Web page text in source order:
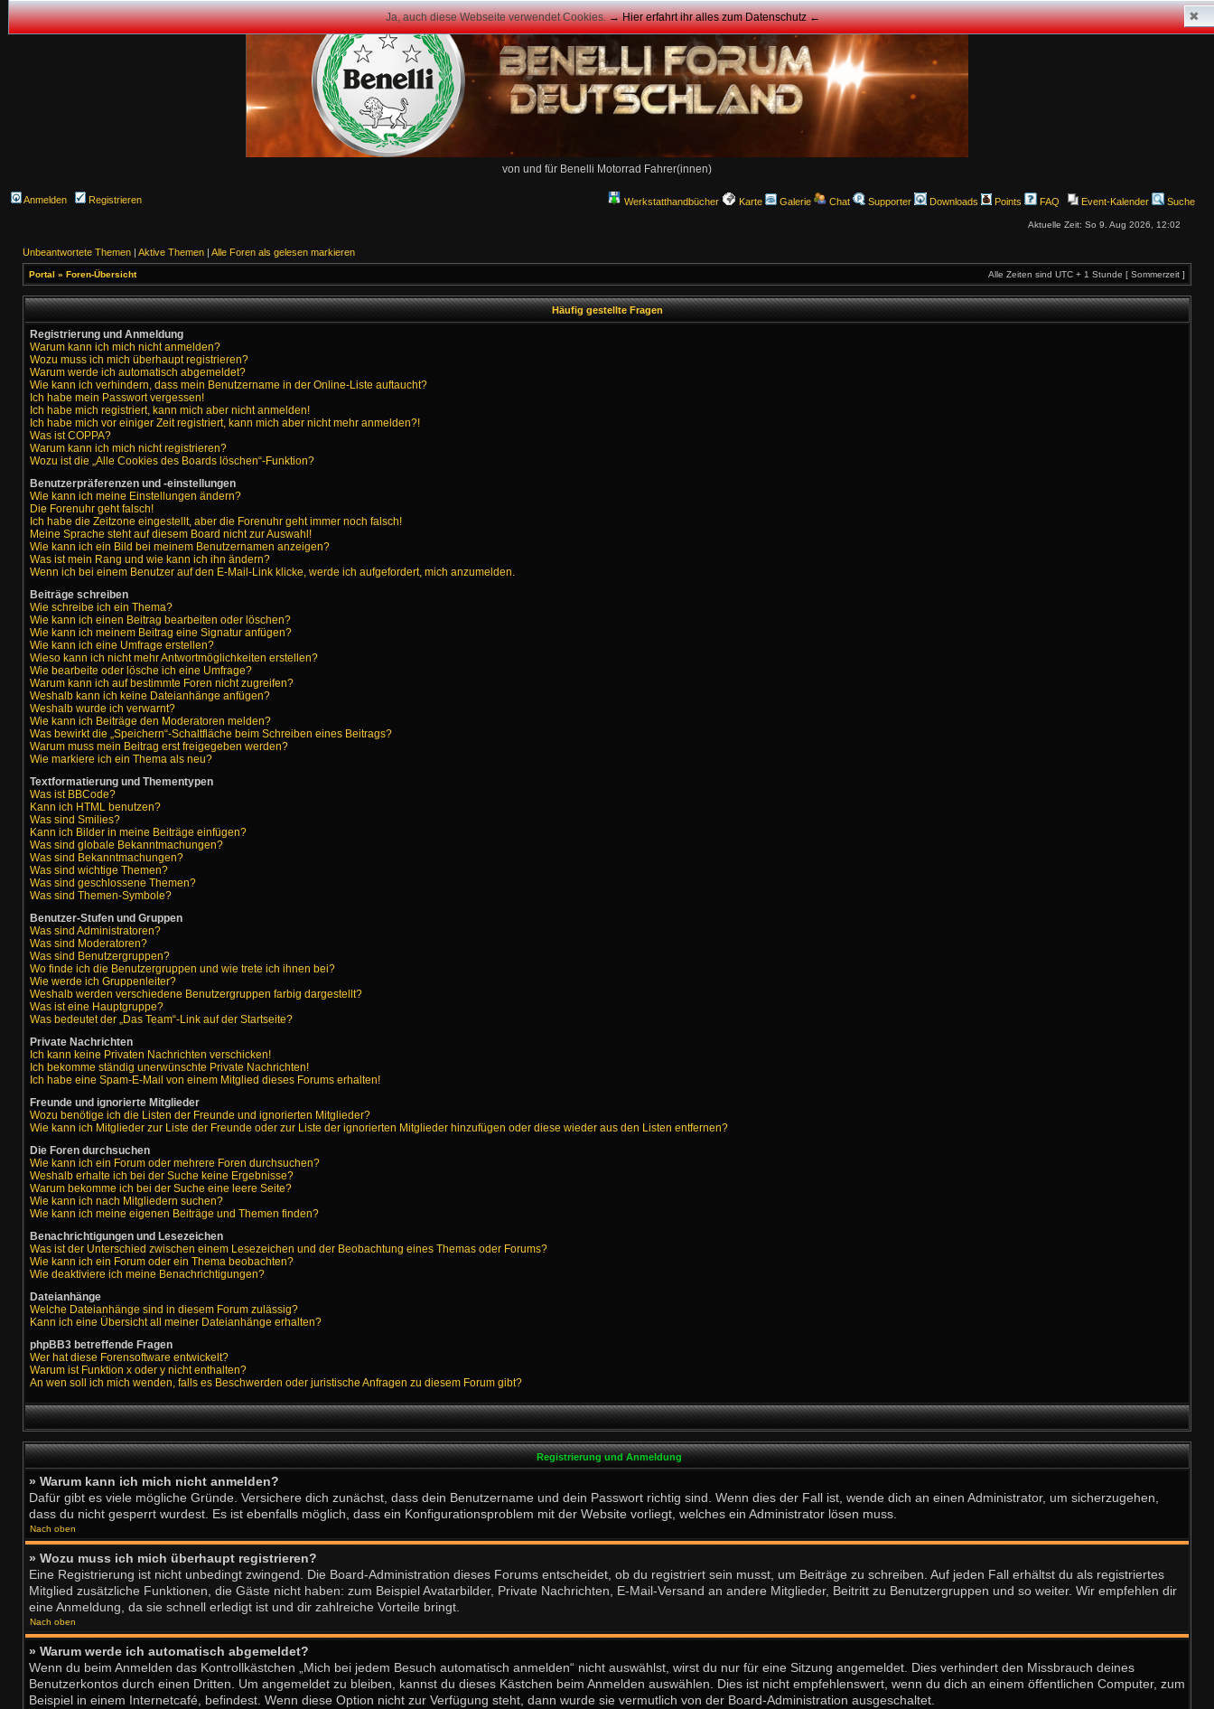
Ja, auch diese Webseite verwendet Cookies.→ Hier erfahrt ihr alles zum Datenschutz ← ✖
von und für Benelli Motorrad Fahrer(innen)
Anmelden Registrieren Werkstatthandbücher Karte Galerie Chat Supporter Downloads Points FAQ Event-Kalender Suche
Aktuelle Zeit: So 9. Aug 2026, 12:02
Unbeantwortete Themen | Aktive Themen | Alle Foren als gelesen markieren
Portal » Foren-Übersicht Alle Zeiten sind UTC + 1 Stunde [ Sommerzeit ]
Häufig gestellte Fragen
Registrierung und Anmeldung
Warum kann ich mich nicht anmelden?
Wozu muss ich mich überhaupt registrieren?
Warum werde ich automatisch abgemeldet?
Wie kann ich verhindern, dass mein Benutzername in der Online-Liste auftaucht?
Ich habe mein Passwort vergessen!
Ich habe mich registriert, kann mich aber nicht anmelden!
Ich habe mich vor einiger Zeit registriert, kann mich aber nicht mehr anmelden?!
Was ist COPPA?
Warum kann ich mich nicht registrieren?
Wozu ist die „Alle Cookies des Boards löschen“-Funktion?
Benutzerpräferenzen und -einstellungen
Wie kann ich meine Einstellungen ändern?
Die Forenuhr geht falsch!
Ich habe die Zeitzone eingestellt, aber die Forenuhr geht immer noch falsch!
Meine Sprache steht auf diesem Board nicht zur Auswahl!
Wie kann ich ein Bild bei meinem Benutzernamen anzeigen?
Was ist mein Rang und wie kann ich ihn ändern?
Wenn ich bei einem Benutzer auf den E-Mail-Link klicke, werde ich aufgefordert, mich anzumelden.
Beiträge schreiben
Wie schreibe ich ein Thema?
Wie kann ich einen Beitrag bearbeiten oder löschen?
Wie kann ich meinem Beitrag eine Signatur anfügen?
Wie kann ich eine Umfrage erstellen?
Wieso kann ich nicht mehr Antwortmöglichkeiten erstellen?
Wie bearbeite oder lösche ich eine Umfrage?
Warum kann ich auf bestimmte Foren nicht zugreifen?
Weshalb kann ich keine Dateianhänge anfügen?
Weshalb wurde ich verwarnt?
Wie kann ich Beiträge den Moderatoren melden?
Was bewirkt die „Speichern“-Schaltfläche beim Schreiben eines Beitrags?
Warum muss mein Beitrag erst freigegeben werden?
Wie markiere ich ein Thema als neu?
Textformatierung und Thementypen
Was ist BBCode?
Kann ich HTML benutzen?
Was sind Smilies?
Kann ich Bilder in meine Beiträge einfügen?
Was sind globale Bekanntmachungen?
Was sind Bekanntmachungen?
Was sind wichtige Themen?
Was sind geschlossene Themen?
Was sind Themen-Symbole?
Benutzer-Stufen und Gruppen
Was sind Administratoren?
Was sind Moderatoren?
Was sind Benutzergruppen?
Wo finde ich die Benutzergruppen und wie trete ich ihnen bei?
Wie werde ich Gruppenleiter?
Weshalb werden verschiedene Benutzergruppen farbig dargestellt?
Was ist eine Hauptgruppe?
Was bedeutet der „Das Team“-Link auf der Startseite?
Private Nachrichten
Ich kann keine Privaten Nachrichten verschicken!
Ich bekomme ständig unerwünschte Private Nachrichten!
Ich habe eine Spam-E-Mail von einem Mitglied dieses Forums erhalten!
Freunde und ignorierte Mitglieder
Wozu benötige ich die Listen der Freunde und ignorierten Mitglieder?
Wie kann ich Mitglieder zur Liste der Freunde oder zur Liste der ignorierten Mitglieder hinzufügen oder diese wieder aus den Listen entfernen?
Die Foren durchsuchen
Wie kann ich ein Forum oder mehrere Foren durchsuchen?
Weshalb erhalte ich bei der Suche keine Ergebnisse?
Warum bekomme ich bei der Suche eine leere Seite?
Wie kann ich nach Mitgliedern suchen?
Wie kann ich meine eigenen Beiträge und Themen finden?
Benachrichtigungen und Lesezeichen
Was ist der Unterschied zwischen einem Lesezeichen und der Beobachtung eines Themas oder Forums?
Wie kann ich ein Forum oder ein Thema beobachten?
Wie deaktiviere ich meine Benachrichtigungen?
Dateianhänge
Welche Dateianhänge sind in diesem Forum zulässig?
Kann ich eine Übersicht all meiner Dateianhänge erhalten?
phpBB3 betreffende Fragen
Wer hat diese Forensoftware entwickelt?
Warum ist Funktion x oder y nicht enthalten?
An wen soll ich mich wenden, falls es Beschwerden oder juristische Anfragen zu diesem Forum gibt?
Registrierung und Anmeldung
» Warum kann ich mich nicht anmelden?
Dafür gibt es viele mögliche Gründe. Versichere dich zunächst, dass dein Benutzername und dein Passwort richtig sind. Wenn dies der Fall ist, wende dich an einen Administrator, um sicherzugehen,
dass du nicht gesperrt wurdest. Es ist ebenfalls möglich, dass ein Konfigurationsproblem mit der Website vorliegt, welches ein Administrator lösen muss.
Nach oben
» Wozu muss ich mich überhaupt registrieren?
Eine Registrierung ist nicht unbedingt zwingend. Die Board-Administration dieses Forums entscheidet, ob du registriert sein musst, um Beiträge zu schreiben. Auf jeden Fall erhältst du als registriertes
Mitglied zusätzliche Funktionen, die Gäste nicht haben: zum Beispiel Avatarbilder, Private Nachrichten, E-Mail-Versand an andere Mitglieder, Beitritt zu Benutzergruppen und so weiter. Wir empfehlen dir
eine Anmeldung, da sie schnell erledigt ist und dir zahlreiche Vorteile bringt.
Nach oben
» Warum werde ich automatisch abgemeldet?
Wenn du beim Anmelden das Kontrollkästchen „Mich bei jedem Besuch automatisch anmelden“ nicht auswählst, wirst du nur für eine Sitzung angemeldet. Dies verhindert den Missbrauch deines
Benutzerkontos durch einen Dritten. Um angemeldet zu bleiben, kannst du dieses Kästchen beim Anmelden auswählen. Dies ist nicht empfehlenswert, wenn du dich an einem öffentlichen Computer, zum
Beispiel in einem Internetcafé, befindest. Wenn diese Option nicht zur Verfügung steht, dann wurde sie vermutlich von der Board-Administration ausgeschaltet.